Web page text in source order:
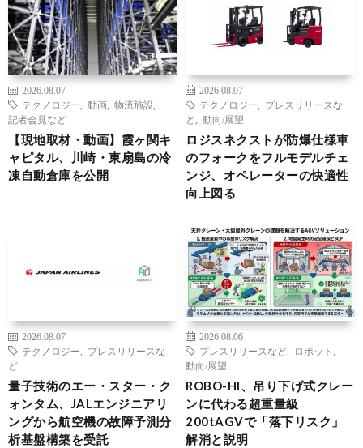
2026.08.07
テクノロジー
動画 物流施設
記者会見など
【現地取材・動画】霞ヶ関キ
ャピタル、川崎・東扇島の冷
凍自動倉庫を公開
2026.08.07
テクノロジー
プレスリリースな
ど
動向/展望
ロジスネクストが防爆仕様車
のフォークをフルモデルチェ
ンジ、オペレーターの快適性
向上図る
2026.08.07
テクノロジー
プレスリリースな
ど
量子技術のエー・スター・ク
ォンタム、JALエンジニアリ
ングから航空機の故障予測分
析基盤構築を受託
2026.08.06
プレスリリースなど
ロボット
動向/展望
ROBO-HI、吊り下げ式クレー
ンに代わる超重量級
200tAGVで「落下リスク」
解消と説明